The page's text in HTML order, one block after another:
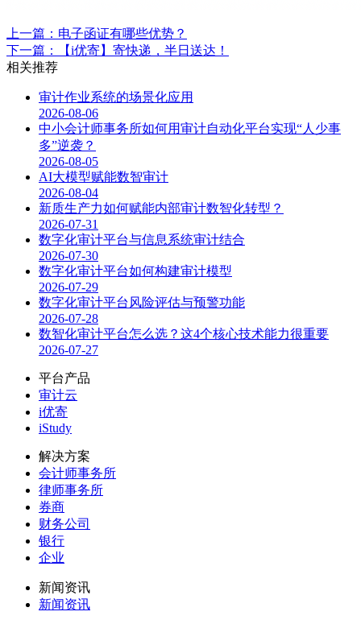
上一篇：电子函证有哪些优势？
下一篇：【i优寄】寄快递，半日送达！
相关推荐
审计作业系统的场景化应用
2026-08-06
中小会计师事务所如何用审计自动化平台实现“人少事
多”逆袭？
2026-08-05
AI大模型赋能数智审计
2026-08-04
新质生产力如何赋能内部审计数智化转型？
2026-07-31
数字化审计平台与信息系统审计结合
2026-07-30
数字化审计平台如何构建审计模型
2026-07-29
数字化审计平台风险评估与预警功能
2026-07-28
数智化审计平台怎么选？这4个核心技术能力很重要
2026-07-27
平台产品
审计云
i优寄
iStudy
解决方案
会计师事务所
律师事务所
券商
财务公司
银行
企业
新闻资讯
新闻资讯